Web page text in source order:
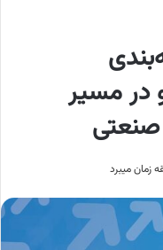
در مسیر
صنعتی